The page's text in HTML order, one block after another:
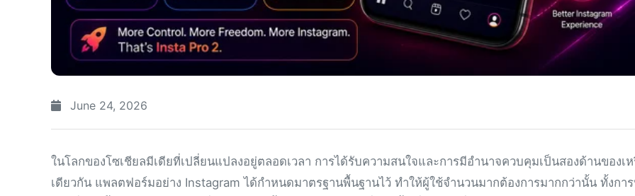
June 24, 2026
ในโลกของโซเชียลมีเดียที่เปลี่ยนแปลงอยู่ตลอดเวลา การได้รับความสนใจและการมีอำนาจควบคุมเป็นสองด้านของเ
เดียวกัน แพลตฟอร์มอย่าง Instagram ได้กำหนดมาตรฐานพื้นฐานไว้ ทำให้ผู้ใช้จำนวนมากต้องการมากกว่านั้น ทั้งกา